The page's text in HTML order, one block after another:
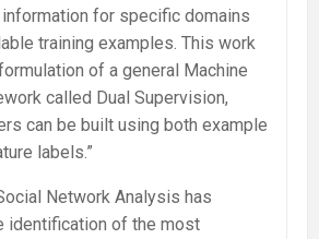
for specific domains
training examples. This work
of a general Machine
called Dual Supervision,
can be built using both example
labels.”
Network Analysis has
identification of the most